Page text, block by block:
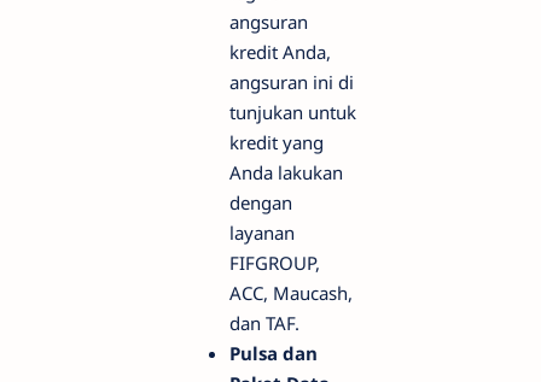
angsuran
kredit Anda,
angsuran ini di
tunjukan untuk
kredit yang
Anda lakukan
dengan
layanan
FIFGROUP,
ACC, Maucash,
dan TAF.
Pulsa dan